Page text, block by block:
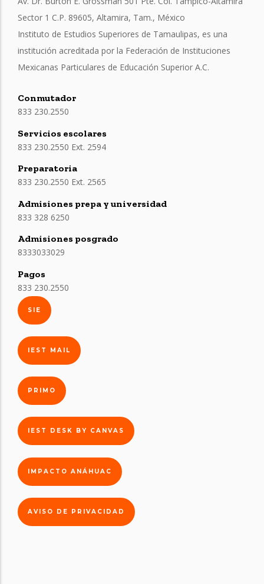
Sector 1 C.P. 89605, Altamira, Tam., México
Instituto de Estudios Superiores de Tamaulipas, es una
institución acreditada por la Federación de Instituciones
Mexicanas Particulares de Educación Superior A.C.
Conmutador
833 230.2550
Servicios escolares
833 230.2550 Ext. 2594
Preparatoria
833 230.2550 Ext. 2565
Admisiones prepa y universidad
833 328 6250
Admisiones posgrado
8333033029
Pagos
833 230.2550
SIE
IEST MAIL
PRIMO
IEST DESK BY CANVAS
IMPACTO ANÁHUAC
AVISO DE PRIVACIDAD